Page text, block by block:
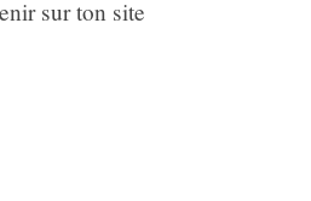
sur ton site